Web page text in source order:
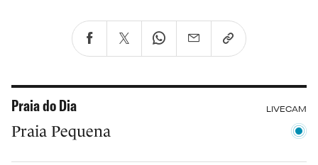
Praia do Dia LIVECAM
Praia Pequena